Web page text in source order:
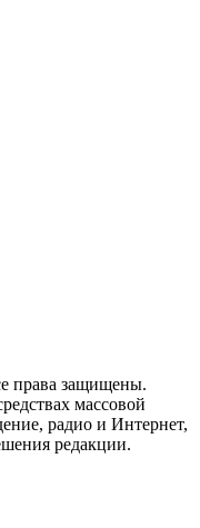
права защищены.
массовой
радио и Интернет,
редакции.